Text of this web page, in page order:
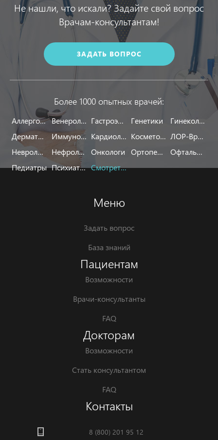
Не нашли, что искали? Задайте свой вопрос
Врачам-консультантам!
ЗАДАТЬ ВОПРОС
Более 1000 опытных врачей:
Аллергологи Венерологи Гастроэнтерологи Генетики
Гинекологи
Дерматологи
Иммунологи Кардиологи Косметологи
ЛОР-Врачи
Неврологи
Нефрологи Онкологи Ортопеды
Офтальмологи
Педиатры
Психиатры Смотреть все
Меню
Задать вопрос
База знаний
Пациентам
Возможности
Врачи-консультанты
FAQ
Докторам
Возможности
Стать консультантом
FAQ
Контакты
8 (800) 201 95 12